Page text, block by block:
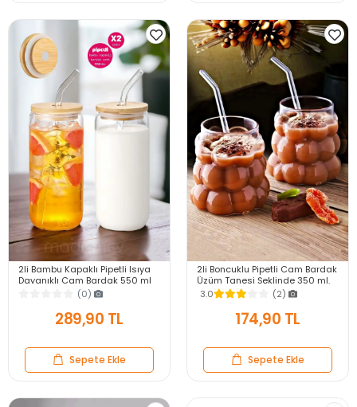
2li Bambu Kapaklı Pipetli Isıya
Dayanıklı Cam Bardak 550 ml
Kola Kutu Şekilli Kahve Sunum
(0)
289,90 TL
Sepete Ekle
2li Boncuklu Pipetli Cam Bardak
Üzüm Tanesi Şeklinde 350 ml.
Meşrubat Su Kahve Sunum
Bardağı Seti
3.0 (2)
174,90 TL
Sepete Ekle